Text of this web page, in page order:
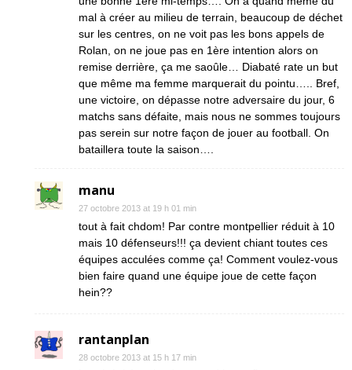
mal à créer au milieu de terrain, beaucoup de déchet
sur les centres, on ne voit pas les bons appels de
Rolan, on ne joue pas en 1ère intention alors on
remise derrière, ça me saoûle… Diabaté rate un but
que même ma femme marquerait du pointu….. Bref,
une victoire, on dépasse notre adversaire du jour, 6
matchs sans défaite, mais nous ne sommes toujours
pas serein sur notre façon de jouer au football. On
bataillera toute la saison….
manu
27 octobre 2013 at 19 h 01 min
tout à fait chdom! Par contre montpellier réduit à 10
mais 10 défenseurs!!! ça devient chiant toutes ces
équipes acculées comme ça! Comment voulez-vous
bien faire quand une équipe joue de cette façon
hein??
rantanplan
28 octobre 2013 at 15 h 17 min